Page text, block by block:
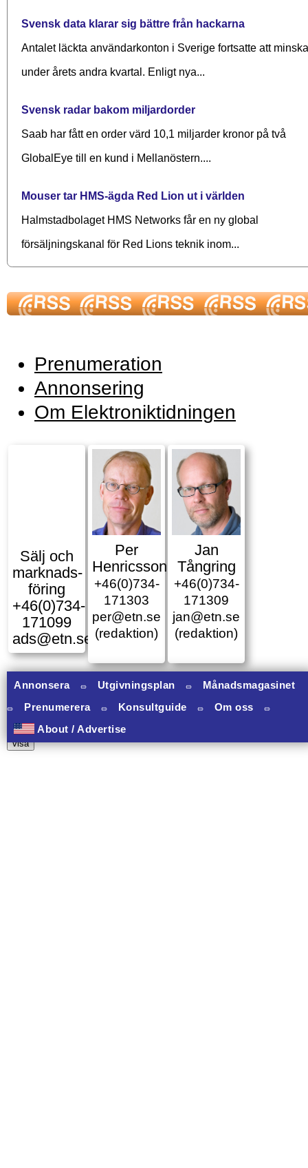
Svensk data klarar sig bättre från hackarna
Antalet läckta användarkonton i Sverige fortsatte att minska
under årets andra kvartal. Enligt nya...
Svensk radar bakom miljardorder
Saab har fått en order värd 10,1 miljarder kronor på två
GlobalEye till en kund i Mellanöstern....
Mouser tar HMS-ägda Red Lion ut i världen
Halmstadbolaget HMS Networks får en ny global
försäljningskanal för Red Lions teknik inom...
Prenumeration
Annonsering
Om Elektroniktidningen
Sälj och
marknads­
föring
+46(0)734-
171099
ads@etn.se
Per
Henricsson
+46(0)734-
171303
per@etn.se
(redaktion)
Jan
Tångring
+46(0)734-
171309
jan@etn.se
(redaktion)
Annonsera ⏛ Utgivningsplan ⏛
Månadsmagasinet
⏛
Prenumerera ⏛ Konsultguide ⏛ Om oss
⏛
About / Advertise
10 banners varav 10 har onclick.